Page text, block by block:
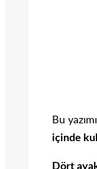
Bu
içinde
Dört